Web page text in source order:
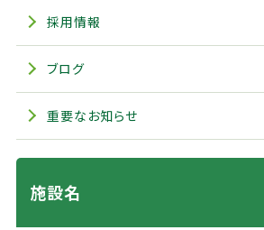
採用情報
ブログ
重要なお知らせ
施設名